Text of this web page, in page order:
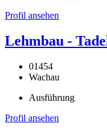
Profil ansehen
Lehmbau -
01454
Wachau
Ausführung
Profil ansehen